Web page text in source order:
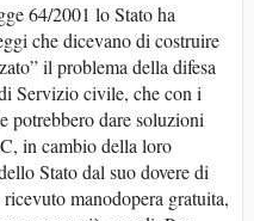
64/2001 lo Stato ha
che dicevano di costruire
il problema della difesa
Servizio civile, che con i
potrebbero dare soluzioni
in cambio della loro
Stato dal suo dovere di
manodopera gratuita,